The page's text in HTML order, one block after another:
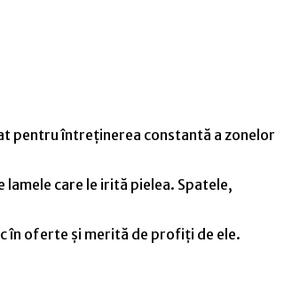
pentru întreținerea constantă a zonelor
care le irită pielea. Spatele,
în oferte și merită de profiți de ele.